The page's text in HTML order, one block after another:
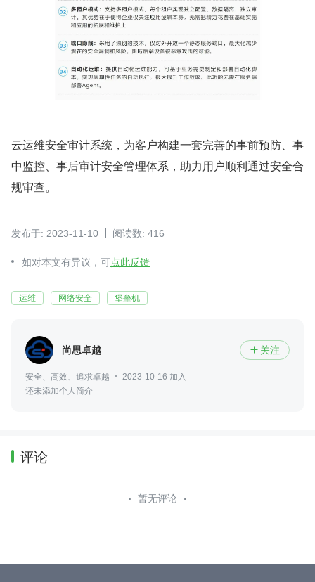
云运维安全审计系统，为客户构建一套完善的事前预防、事
中监控、事后审计安全管理体系，助力用户顺利通过安全合
规审查。
发布于: 2023-11-10 阅读数: 416
如对本文有异议，可点此反馈
运维 网络安全 堡垒机
尚思卓越  关注
安全、高效、追求卓越
2023-10-16 加入
还未添加个人简介
评论
暂无评论